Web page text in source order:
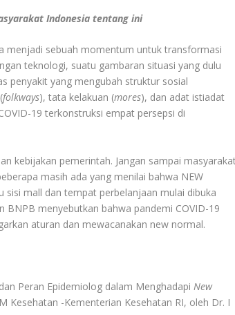
Indonesia tentang ini
menjadi sebuah momentum untuk transformasi
teknologi, suatu gambaran situasi yang dulu
penyakit yang mengubah struktur sosial
folkways), tata kelakuan (mores), dan adat istiadat
19 terkonstruksi empat persepsi di
kebijakan pemerintah. Jangan sampai
masih ada yang menilai bahwa NEW
sisi mall dan tempat perbelanjaan mulai dibuka
menyebutkan bahwa pandemi COVID-19
aturan dan mewacanakan new normal.
Peran Epidemiolog dalam MenghadapiNew
Kesehatan -Kementerian Kesehatan RI, oleh Dr. I